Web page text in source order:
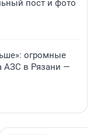
пост и фото
огромные
АЗС в Рязани —